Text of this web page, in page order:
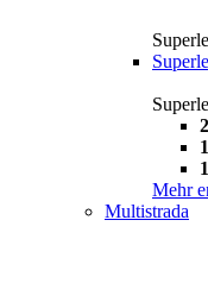
Mehr
Multistrada